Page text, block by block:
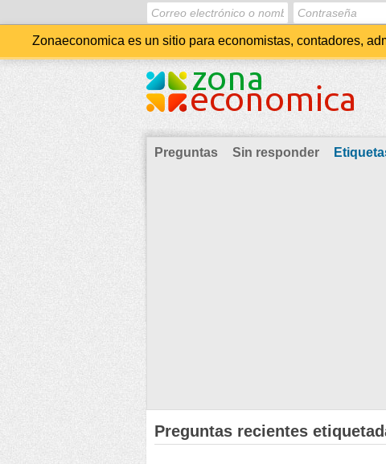
Zonaeconomica es un sitio para economistas, contadores,
Preguntas Sin responder
Preguntas recientes